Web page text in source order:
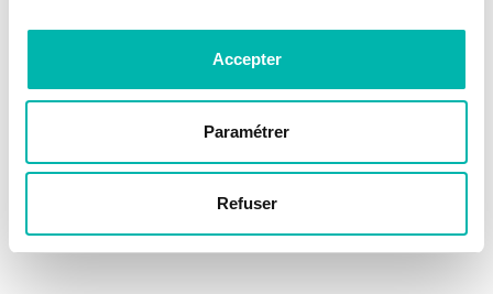
Accepter
Paramétrer
Refuser